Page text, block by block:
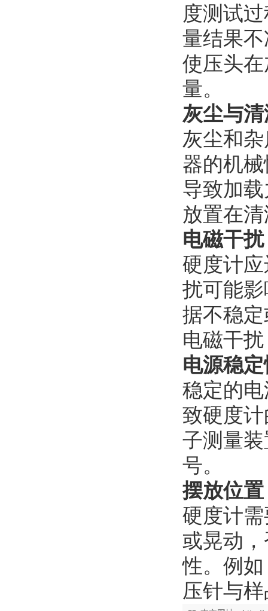
度测试
量结果
使压头
量。
灰尘与
灰尘和
器的机
导致加
放置在
电磁干扰
硬度计
扰可能
据不稳
电磁干
电源稳
稳定的
致硬度
子测量
号。
摆放位置
硬度计
或晃动
性。例
压针与